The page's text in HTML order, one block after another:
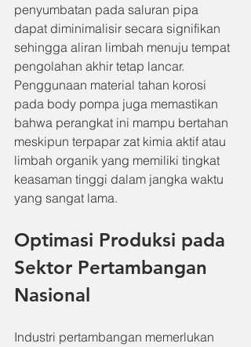
penyumbatan pada saluran pipa
dapat diminimalisir secara signifikan
sehingga aliran limbah menuju tempat
pengolahan akhir tetap lancar.
Penggunaan material tahan korosi
pada body pompa juga memastikan
bahwa perangkat ini mampu bertahan
meskipun terpapar zat kimia aktif atau
limbah organik yang memiliki tingkat
keasaman tinggi dalam jangka waktu
yang sangat lama.
Optimasi Produksi pada
Sektor Pertambangan
Nasional
Industri pertambangan memerlukan